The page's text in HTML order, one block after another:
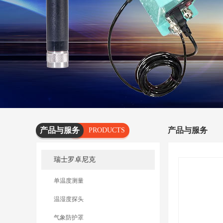
产品与服务
PRODUCTS
SERVICES
瑞士罗卓尼克
单温度测量
温湿度探头
气象防护罩
产品与服务